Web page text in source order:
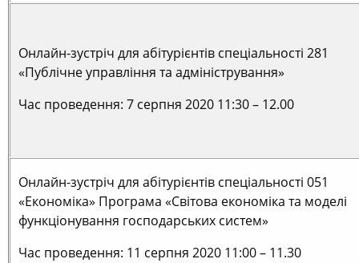
Онлайн-зустріч для абітурієнтів спеціальності 281
«Публічне управління та адміністрування»
Час проведення: 7 серпня 2020 11:30 – 12.00
Онлайн-зустріч для абітурієнтів спеціальності 051
«Економіка» Програма «Світова економіка та моделі
функціонування господарських систем»
Час проведення: 11 серпня 2020 11:00 – 11.30